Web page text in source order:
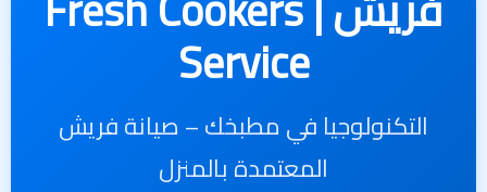
Service
التكنولوجيا في مطبخك – صيانة فريش
المعتمدة بالمنزل